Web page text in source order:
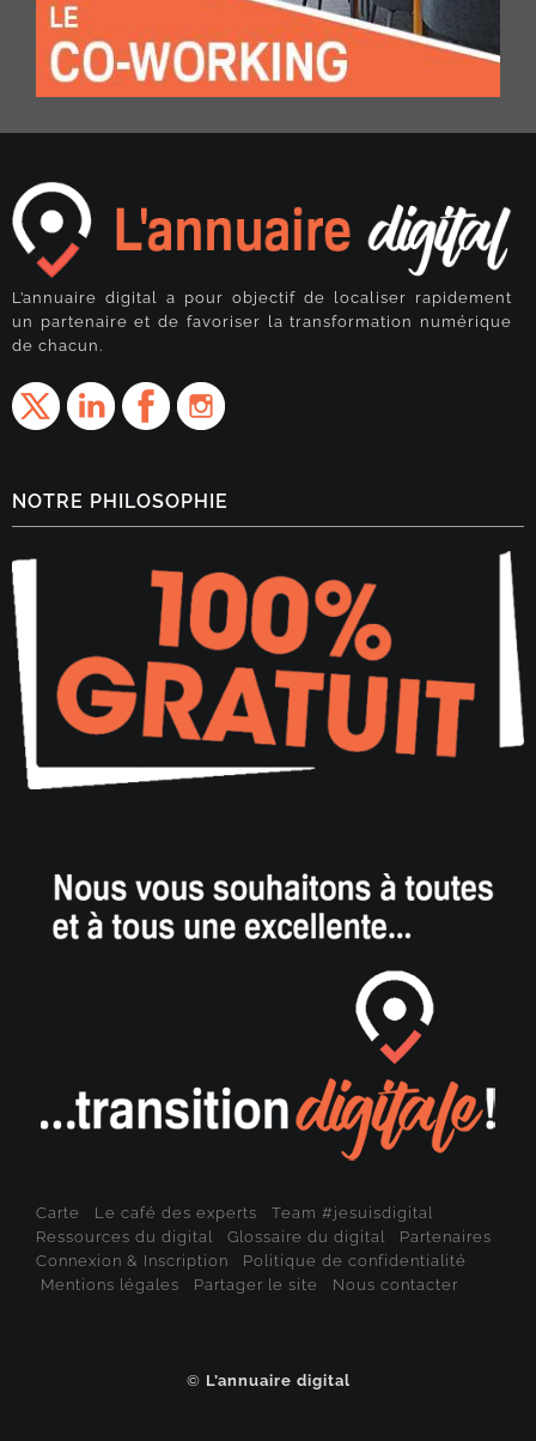
L’annuaire digital a pour objectif de localiser rapidement
un partenaire et de favoriser la transformation numérique
de chacun.
NOTRE PHILOSOPHIE
Carte Le café des experts
Team #jesuisdigital
Ressources du digital
Glossaire du digital
Partenaires
Connexion & Inscription
Politique de confidentialité
Mentions légales
Partager le site Nous contacter
© L’annuaire digital